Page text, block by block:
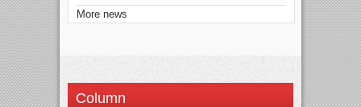
More news
Column